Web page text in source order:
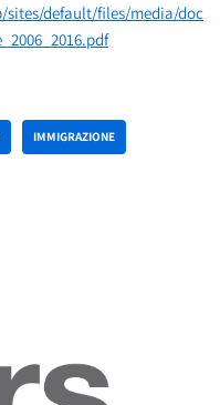
default/files/media/doc
IMMIGRAZIONE